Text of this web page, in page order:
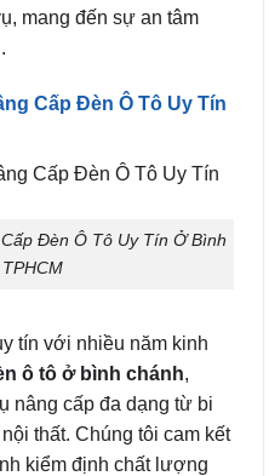
mang đến sự an tâm
Cấp Đèn Ô Tô Uy Tín
Đèn Ô Tô Uy Tín Ở Bình
tín với nhiều năm kinh
ô tô ở bình chánh,
nâng cấp đa dạng từ bi
thất. Chúng tôi cam kết
kiểm định chất lượng